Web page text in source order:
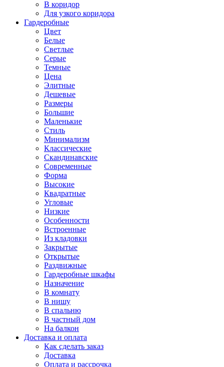
В коридор
Для узкого коридора
Гардеробные
Цвет
Белые
Светлые
Серые
Темные
Цена
Элитные
Дешевые
Размеры
Большие
Маленькие
Стиль
Минимализм
Классические
Скандинавские
Современные
Форма
Высокие
Квадратные
Угловые
Низкие
Особенности
Встроенные
Из кладовки
Закрытые
Открытые
Раздвижные
Гардеробные шкафы
Назначение
В комнату
В нишу
В спальню
В частный дом
На балкон
Доставка и оплата
Как сделать заказ
Доставка
Оплата и рассрочка